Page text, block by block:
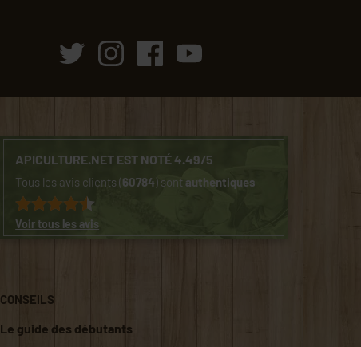
APICULTURE.NET EST NOTÉ 4.49/5
Tous les avis clients (60784) sont authentiques
Voir tous les avis
CONSEILS
Le guide des débutants